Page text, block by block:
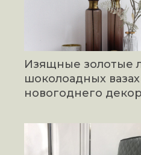
Изящные золотые
шоколоадных
новогоднего